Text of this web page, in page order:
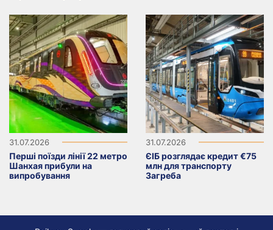
31.07.2026
Перші поїзди лінії 22 метро
Шанхая прибули на
випробування
31.07.2026
ЄІБ розглядає кредит €75
млн для транспорту
Загреба